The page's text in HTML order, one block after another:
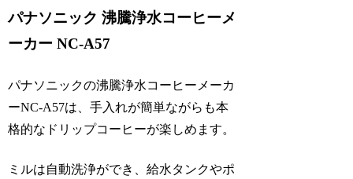
パナソニック 沸騰浄水コーヒーメ
ーカー NC-A57
パナソニックの沸騰浄水コーヒーメーカ
ーNC-A57は、手入れが簡単ながらも本
格的なドリップコーヒーが楽しめます。
ミルは自動洗浄ができ、給水タンクやポ